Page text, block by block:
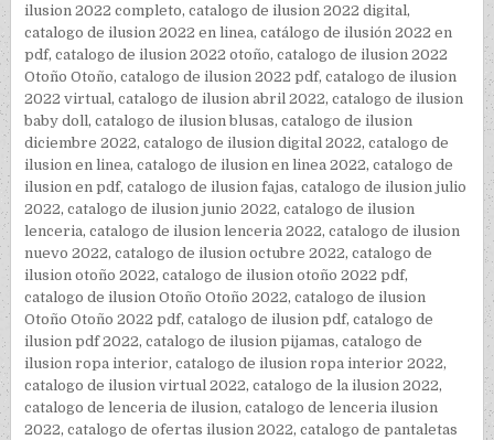
ilusion 2022 completo,catalogo de ilusion 2022 digital,
catalogo de ilusion 2022 en linea,catálogo de ilusión 2022 en
pdf,catalogo de ilusion 2022 otoño,catalogo de ilusion 2022
Otoño Otoño,catalogo de ilusion 2022 pdf,catalogo de ilusion
2022 virtual,catalogo de ilusion abril 2022,catalogo de ilusion
baby doll,catalogo de ilusion blusas,catalogo de ilusion
diciembre 2022,catalogo de ilusion digital 2022,catalogo de
ilusion en linea,catalogo de ilusion en linea 2022,catalogo de
ilusion en pdf,catalogo de ilusion fajas,catalogo de ilusion julio
2022,catalogo de ilusion junio 2022,catalogo de ilusion
lenceria,catalogo de ilusion lenceria 2022,catalogo de ilusion
nuevo 2022,catalogo de ilusion octubre 2022,catalogo de
ilusion otoño 2022,catalogo de ilusion otoño 2022 pdf,
catalogo de ilusion Otoño Otoño 2022,catalogo de ilusion
Otoño Otoño 2022 pdf,catalogo de ilusion pdf,catalogo de
ilusion pdf 2022,catalogo de ilusion pijamas,catalogo de
ilusion ropa interior,catalogo de ilusion ropa interior 2022,
catalogo de ilusion virtual 2022,catalogo de la ilusion 2022,
catalogo de lenceria de ilusion,catalogo de lenceria ilusion
2022,catalogo de ofertas ilusion 2022,catalogo de pantaletas